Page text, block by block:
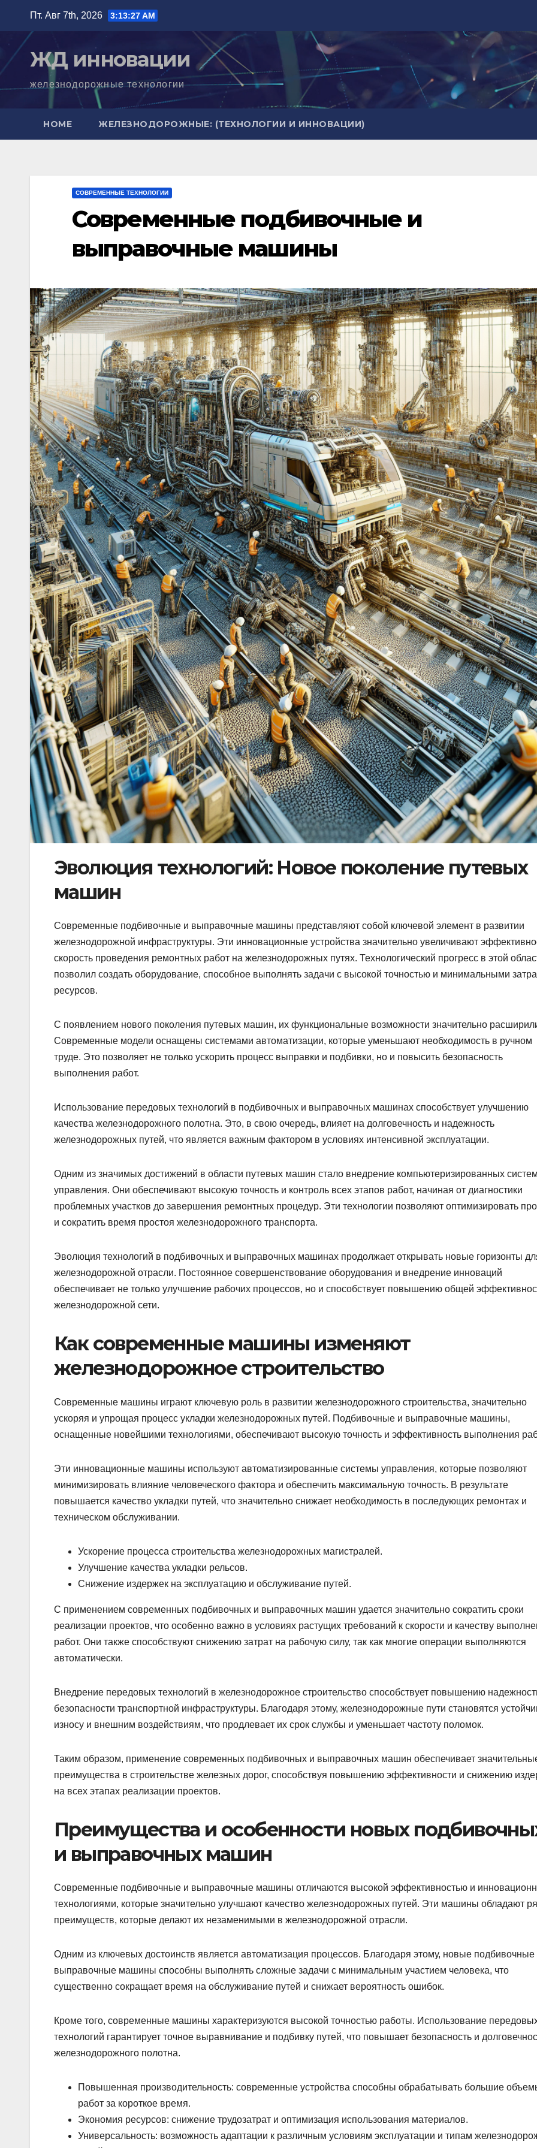
содержимому
Пт. Авг 7th, 2026 3:13:28 AM
ЖД инновации
железнодорожные технологии
HOME ЖЕЛЕЗНОДОРОЖНЫЕ: (ТЕХНОЛОГИИ И ИННОВАЦИИ)
СОВРЕМЕННЫЕ ТЕХНОЛОГИИ
Современные подбивочные и
выправочные машины
Эволюция технологий: Новое поколение путевых
машин
Современные подбивочные и выправочные машины представляют собой ключевой элемент в развитии
железнодорожной инфраструктуры. Эти инновационные устройства значительно увеличивают
скорость проведения ремонтных работ на железнодорожных путях. Технологический прогресс в этой
позволил создать оборудование, способное выполнять задачи с высокой точностью и минимальными
ресурсов.
С появлением нового поколения путевых машин, их функциональные возможности значительно
Современные модели оснащены системами автоматизации, которые уменьшают необходимость в ручном
труде. Это позволяет не только ускорить процесс выправки и подбивки, но и повысить безопасность
выполнения работ.
Использование передовых технологий в подбивочных и выправочных машинах способствует улучшению
качества железнодорожного полотна. Это, в свою очередь, влияет на долговечность и надежность
железнодорожных путей, что является важным фактором в условиях интенсивной эксплуатации.
Одним из значимых достижений в области путевых машин стало внедрение компьютеризированных
управления. Они обеспечивают высокую точность и контроль всех этапов работ, начиная от диагностики
проблемных участков до завершения ремонтных процедур. Эти технологии позволяют оптимизировать
и сократить время простоя железнодорожного транспорта.
Эволюция технологий в подбивочных и выправочных машинах продолжает открывать новые горизонты
железнодорожной отрасли. Постоянное совершенствование оборудования и внедрение инноваций
обеспечивает не только улучшение рабочих процессов, но и способствует повышению общей
железнодорожной сети.
Как современные машины изменяют
железнодорожное строительство
Современные машины играют ключевую роль в развитии железнодорожного строительства, значительно
ускоряя и упрощая процесс укладки железнодорожных путей. Подбивочные и выправочные машины,
оснащенные новейшими технологиями, обеспечивают высокую точность и эффективность выполнения
Эти инновационные машины используют автоматизированные системы управления, которые позволяют
минимизировать влияние человеческого фактора и обеспечить максимальную точность. В результате
повышается качество укладки путей, что значительно снижает необходимость в последующих ремонтах и
техническом обслуживании.
Ускорение процесса строительства железнодорожных магистралей.
Улучшение качества укладки рельсов.
Снижение издержек на эксплуатацию и обслуживание путей.
С применением современных подбивочных и выправочных машин удается значительно сократить сроки
реализации проектов, что особенно важно в условиях растущих требований к скорости и качеству
работ. Они также способствуют снижению затрат на рабочую силу, так как многие операции выполняются
автоматически.
Внедрение передовых технологий в железнодорожное строительство способствует повышению
безопасности транспортной инфраструктуры. Благодаря этому, железнодорожные пути становятся
износу и внешним воздействиям, что продлевает их срок службы и уменьшает частоту поломок.
Таким образом, применение современных подбивочных и выправочных машин обеспечивает
преимущества в строительстве железных дорог, способствуя повышению эффективности и снижению
на всех этапах реализации проектов.
Преимущества и особенности новых
и выправочных машин
Современные подбивочные и выправочные машины отличаются высокой эффективностью и
технологиями, которые значительно улучшают качество железнодорожных путей. Эти машины обладают
преимуществ, которые делают их незаменимыми в железнодорожной отрасли.
Одним из ключевых достоинств является автоматизация процессов. Благодаря этому, новые подбивочные
выправочные машины способны выполнять сложные задачи с минимальным участием человека, что
существенно сокращает время на обслуживание путей и снижает вероятность ошибок.
Кроме того, современные машины характеризуются высокой точностью работы. Использование
технологий гарантирует точное выравнивание и подбивку путей, что повышает безопасность и
железнодорожного полотна.
Повышенная производительность: современные устройства способны обрабатывать большие
работ за короткое время.
Экономия ресурсов: снижение трудозатрат и оптимизация использования материалов.
Универсальность: возможность адаптации к различным условиям эксплуатации и типам